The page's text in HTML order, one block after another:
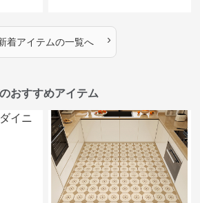
着アイテムの一覧へ ›
おすすめアイテム